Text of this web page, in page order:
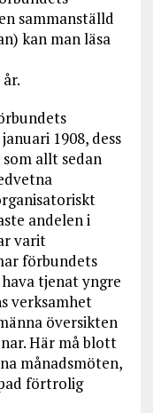
sammanställd
kan man läsa
1908, dess
allt sedan
andelen i
varit
förbundets
tjenat yngre
verksamhet
översikten
Här må blott
månadsmöten,
förtrolig